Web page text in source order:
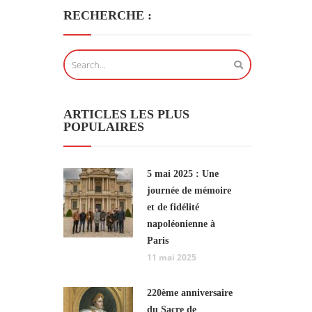
RECHERCHE :
ARTICLES LES PLUS
POPULAIRES
5 mai 2025 : Une
journée de mémoire
et de fidélité
napoléonienne à
Paris
11 mai 2025
220ème anniversaire
du Sacre de